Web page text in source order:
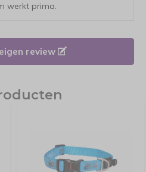
werkt prima.
review